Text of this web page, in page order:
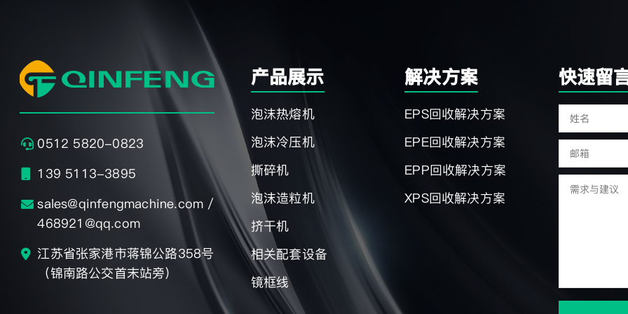
0512 5820-0823
139 5113-3895
sales@qinfengmachine.com /
468921@qq.com
江苏省张家港市蒋锦公路358号
（锦南路公交首末站旁）
产品展示
泡沫热熔机
泡沫冷压机
撕碎机
泡沫造粒机
挤干机
相关配套设备
镜框线
解决方案
EPS回收解决方案
EPE回收解决方案
EPP回收解决方案
XPS回收解决方案
快速留